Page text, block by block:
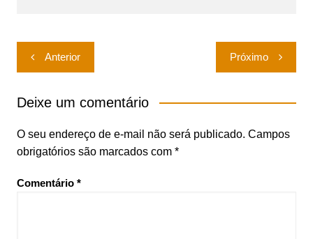
Navegação
de
Post
Anterior Próximo
Deixe um comentário
O seu endereço de e-mail não será publicado. Campos
obrigatórios são marcados com *
Comentário *